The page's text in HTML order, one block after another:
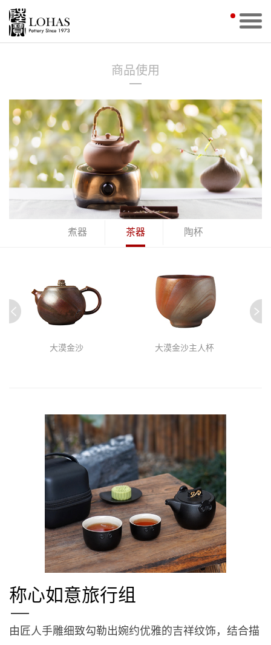
商品使用
煮器 茶器 陶杯
大漠金沙 大漠金沙主人杯
称心如意旅行组
由匠人手雕细致勾勒出婉约优雅的吉祥纹饰，结合描